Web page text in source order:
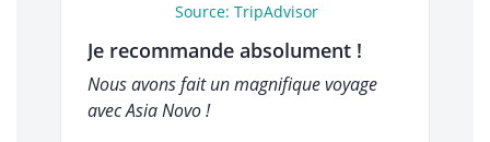
Source: TripAdvisor
Je recommande absolument !
Nous avons fait un magnifique voyage
avec Asia Novo !